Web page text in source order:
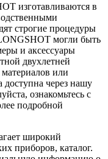
изготавливаются в
строгие процедуры
могли быть
и аксессуары
двухлетней
или
доступна через нашу
ознакомьтесь с
подробной
широкий
приборов, каталог.